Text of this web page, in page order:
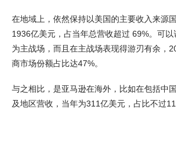
在地域上，依然保持以美国的主要收入来源
1936亿美元，占当年总营收超过 69%。可以
为主战场，而且在主战场表现得游刃有余，
商市场份额占比达47%。
与之相比，是亚马逊在海外，比如在包括中
及地区营收，当年为311亿美元，占比不过